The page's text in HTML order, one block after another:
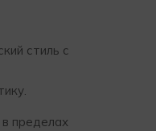
стиль с
пределах